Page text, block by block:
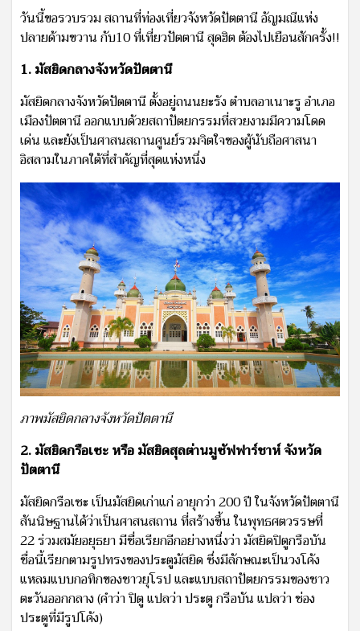
วันนี้ขอรวบรวม สถานที่ท่องเที่ยวจังหวัดปัตตานี อัญมณีแห่ง
ปลายด้ามขวาน กับ10 ที่เที่ยวปัตตานี สุดฮิต ต้องไปเยือนสักครั้ง!!
1. มัสยิดกลางจังหวัดปัตตานี
มัสยิดกลางจังหวัดปัตตานี ตั้งอยู่ถนนยะรัง ตำบลอาเนาะรู อำเภอ
เมืองปัตตานี ออกแบบด้วยสถาปัตยกรรมที่สวยงามมีความโดด
เด่น และยังเป็นศาสนสถานศูนย์รวมจิตใจของผู้นับถือศาสนา
อิสลามในภาคใต้ที่สำคัญที่สุดแห่งหนึ่ง
ภาพมัสยิดกลางจังหวัดปัตตานี
2. มัสยิดกรือเซะ หรือ มัสยิดสุลต่านมูซัฟฟาร์ชาห์ จังหวัด
ปัตตานี
มัสยิดกรือเซะ เป็นมัสยิดเก่าแก่ อายุกว่า 200 ปี ในจังหวัดปัตตานี
สันนิษฐานได้ว่าเป็นศาสนสถาน ที่สร้างขึ้น ในพุทธศตวรรษที่
22 ร่วมสมัยอยุธยา มีชื่อเรียกอีกอย่างหนึ่งว่า มัสยิดปิตูกรือบัน
ชื่อนี้เรียกตามรูปทรงของประตูมัสยิด ซึ่งมีลักษณะเป็นวงโค้ง
แหลมแบบกอทิกของชาวยุโรป และแบบสถาปัตยกรรมของชาว
ตะวันออกกลาง (คำว่า ปิตู แปลว่า ประตู กรือบัน แปลว่า ช่อง
ประตูที่มีรูปโค้ง)